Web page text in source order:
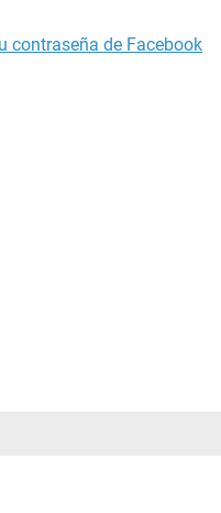
contraseña de Facebook